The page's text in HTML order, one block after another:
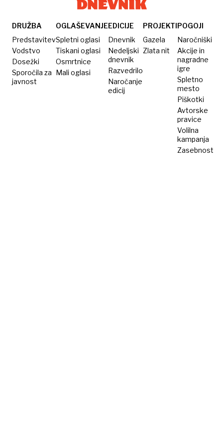
DRUŽBA
Predstavitev
Vodstvo
Dosežki
Sporočila za
javnost
OGLAŠEVANJE
Spletni oglasi
Tiskani oglasi
Osmrtnice
Mali oglasi
EDICIJE
Dnevnik
Nedeljski
dnevnik
Razvedrilo
Naročanje
edicij
PROJEKTI
Gazela
Zlata nit
POGOJI
Naročniški
Akcije in
nagradne
igre
Spletno
mesto
Piškotki
Avtorske
pravice
Volilna
kampanja
Zasebnost